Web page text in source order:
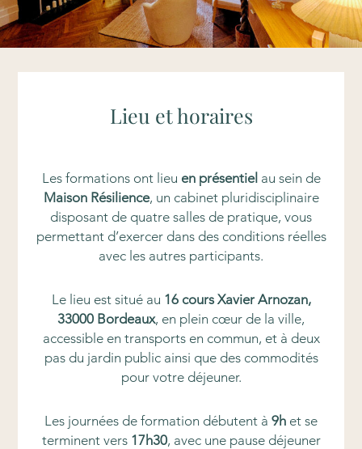
Lieu et horaires
Les formations ont lieu en présentiel au sein de
Maison Résilience, un cabinet pluridisciplinaire
disposant de quatre salles de pratique, vous
permettant d’exercer dans des conditions réelles
avec les autres participants.
Le lieu est situé au 16 cours Xavier Arnozan,
33000 Bordeaux, en plein cœur de la ville,
accessible en transports en commun, et à deux
pas du jardin public ainsi que des commodités
pour votre déjeuner.
Les journées de formation débutent à 9h et se
terminent vers 17h30, avec une pause déjeuner